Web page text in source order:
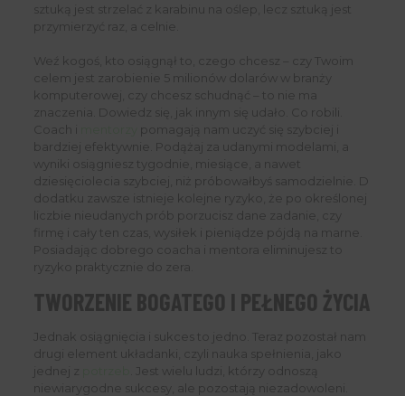
sztuką jest strzelać z karabinu na oślep, lecz sztuką jest
przymierzyć raz, a celnie.
Weź kogoś, kto osiągnął to, czego chcesz – czy Twoim
celem jest zarobienie 5 milionów dolarów w branży
komputerowej, czy chcesz schudnąć – to nie ma
znaczenia. Dowiedz się, jak innym się udało. Co robili.
Coach i
pomagają nam uczyć się szybciej i
bardziej efektywnie. Podążaj za udanymi modelami, a
wyniki osiągniesz tygodnie, miesiące, a nawet
dziesięciolecia szybciej, niż próbowałbyś samodzielnie. D
dodatku zawsze istnieje kolejne ryzyko, że po określonej
liczbie nieudanych prób porzucisz dane zadanie, czy
firmę i cały ten czas, wysiłek i pieniądze pójdą na marne.
Posiadając dobrego coacha i mentora eliminujesz to
ryzyko praktycznie do zera.
TWORZENIE BOGATEGO I PEŁNEGO ŻYCIA
Jednak osiągnięcia i sukces to jedno. Teraz pozostał nam
drugi element układanki, czyli nauka spełnienia, jako
jednej z
. Jest wielu ludzi, którzy odnoszą
niewiarygodne sukcesy, ale pozostają niezadowoleni.